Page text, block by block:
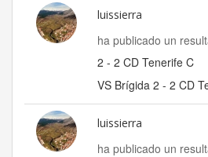
luissierra
ha publicado un
2 - 2 CD Tenerife C
VS Brígida 2 - 2 CD
luissierra
ha publicado un